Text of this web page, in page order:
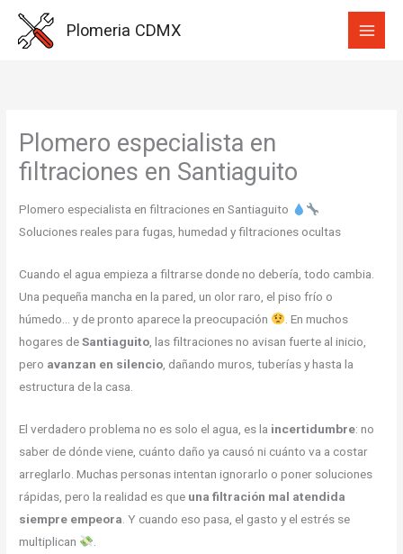
Plomeria CDMX
Plomero especialista en
filtraciones en Santiaguito
Plomero especialista en filtraciones en Santiaguito
Soluciones reales para fugas, humedad y filtraciones ocultas
Cuando el agua empieza a filtrarse donde no debería, todo cambia.
Una pequeña mancha en la pared, un olor raro, el piso frío o
húmedo… y de pronto aparece la preocupación
. En muchos
hogares deSantiaguito , las filtraciones no avisan fuerte al inicio,
pero avanzan en silencio , dañando muros, tuberías y hasta la
estructura de la casa.
El verdadero problema no es solo el agua, es la incertidumbre: no
saber de dónde viene, cuánto daño ya causó ni cuánto va a costar
arreglarlo. Muchas personas intentan ignorarlo o poner soluciones
rápidas, pero la realidad es que una filtración mal atendida
siempre empeora . Y cuando eso pasa, el gasto y el estrés se
multiplican